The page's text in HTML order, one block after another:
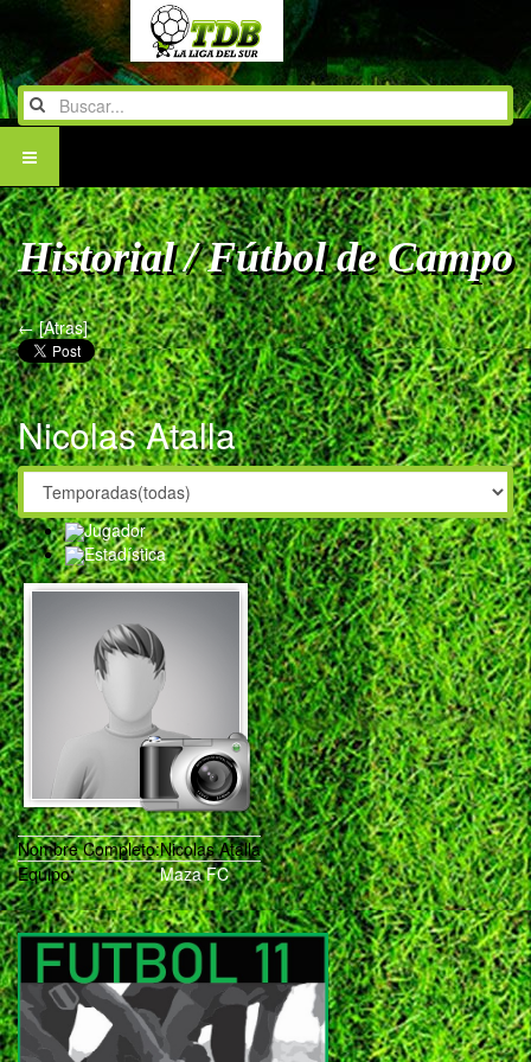
Historial / Fútbol de Campo
← [Atras]
Nicolas Atalla
Jugador
Estadística
Nombre Completo:Nicolas Atalla
Equipo:
Maza FC